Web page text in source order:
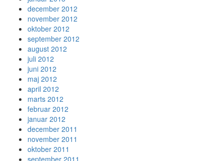
december 2012
november 2012
oktober 2012
september 2012
august 2012
juli 2012
juni 2012
maj 2012
april 2012
marts 2012
februar 2012
januar 2012
december 2011
november 2011
oktober 2011
september 2011